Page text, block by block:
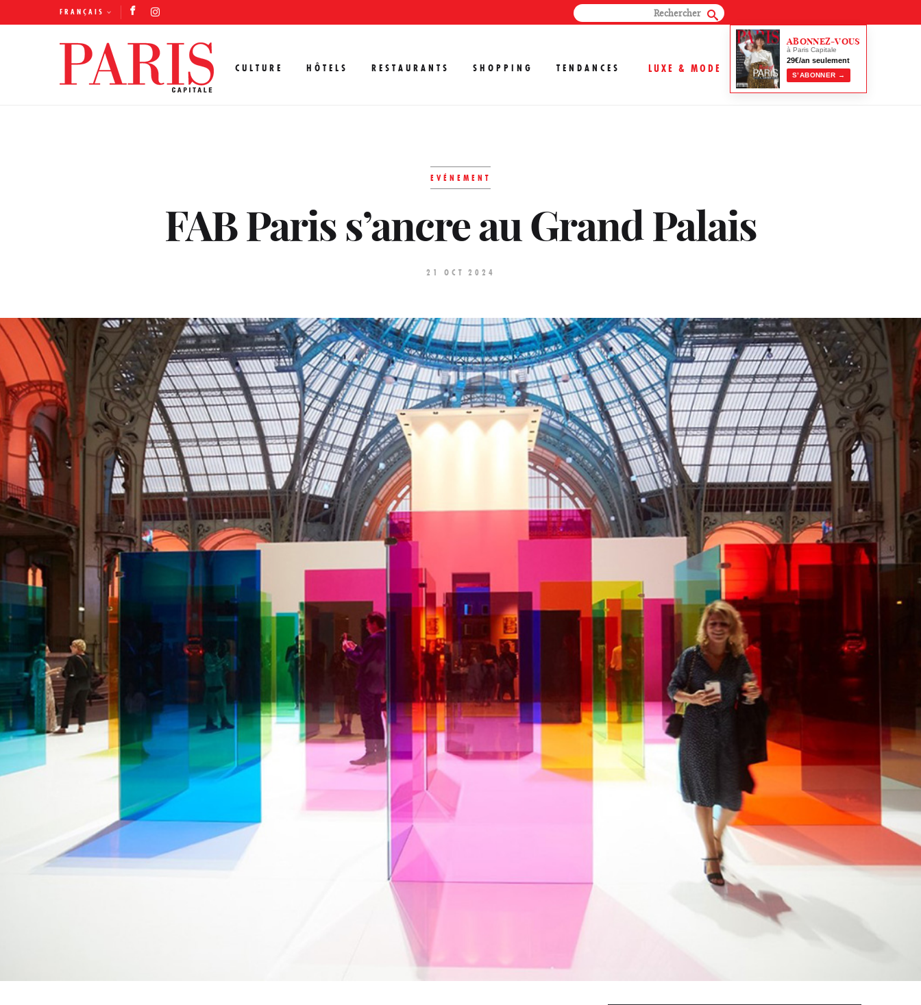
FRANÇAIS
CULTURE HÔTELS RESTAURANTS SHOPPING TENDANCES LUXE & MODE
ABONNEZ-VOUS
à Paris Capitale
29€/an seulement
S’ABONNER →
EVÉNEMENT
FAB Paris s’ancre au Grand Palais
21 OCT 2024